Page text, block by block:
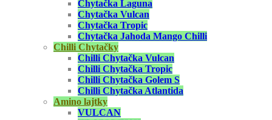
Chytačka Laguna
Chytačka Vulcan
Chytačka Tropic
Chytačka Jahoda Mango Chilli
Chilli Chytačky
Chilli Chytačka Vulcan
Chilli Chytačka Tropic
Chilli Chytačka Golem S
Chilli Chytačka Atlantida
Amino lajtky
VULCAN